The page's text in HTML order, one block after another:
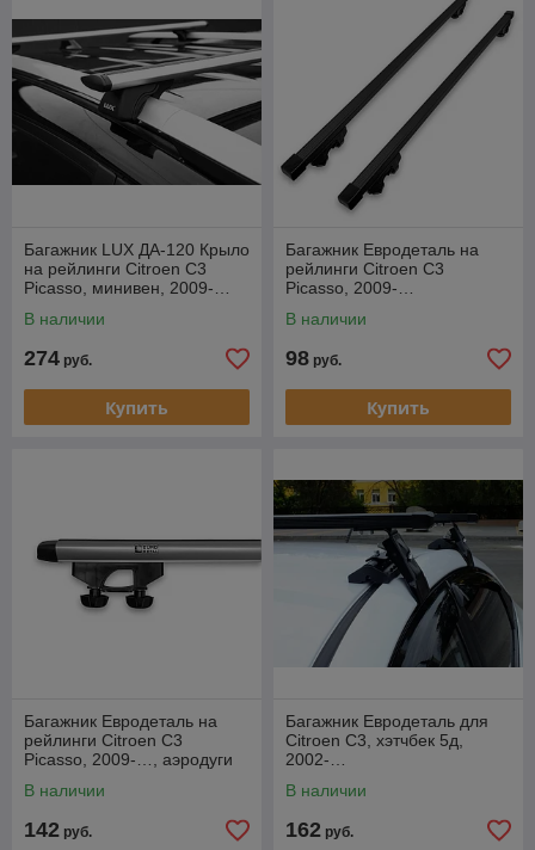
Багажник LUX ДА-120 Крыло
на рейлинги Citroen C3
Picasso, минивен, 2009-…
В наличии
274 руб.
Купить
Багажник Евродеталь на
рейлинги Citroen C3
Picasso, 2009-…
В наличии
98 руб.
Купить
Багажник Евродеталь на
рейлинги Citroen C3
Picasso, 2009-…, аэродуги
В наличии
142 руб.
Багажник Евродеталь для
Citroen С3, хэтчбек 5д,
2002-…
В наличии
162 руб.